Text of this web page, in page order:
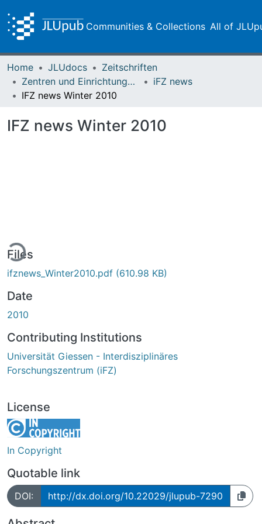
Communities & Collections All of
Home JLUdocs
Zeitschriften
Zentren und Einrichtungen der JLU
iFZ news
IFZ news Winter 2010
IFZ news Winter 2010
Files
ifznews_Winter2010.pdf (610.98 KB)
Date
2010
Contributing Institutions
Universität Giessen - Interdisziplinäres
Forschungszentrum (iFZ)
License
In Copyright
Quotable link
DOI: http://dx.doi.org/10.22029/jlupub-7290